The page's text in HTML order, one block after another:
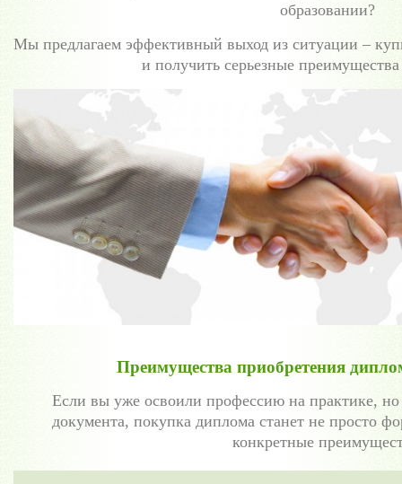
образовании?
Мы предлагаем эффективный выход из ситуации –
и получить серьезные
Преимущества приобретения
Если вы уже освоили профессию на практике,
документа, покупка диплома станет не просто
конкретные